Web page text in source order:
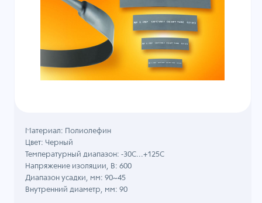
Материал: Полиолефин
Цвет: Черный
Температурный диапазон: -30C...+125C
Напряжение изоляции, В: 600
Диапазон усадки, мм: 90~45
Внутренний диаметр, мм: 90